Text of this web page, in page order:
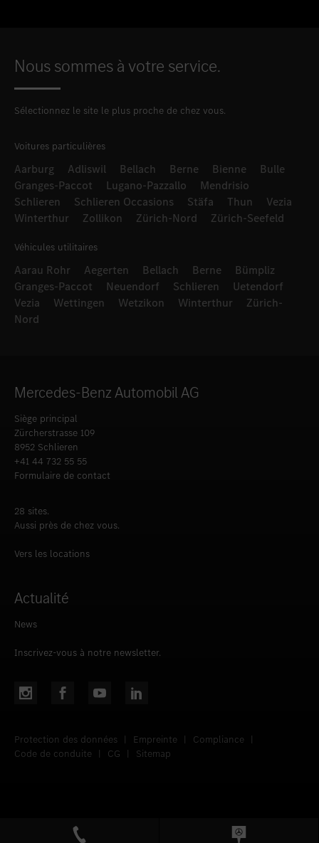
Nous sommes à votre service.
Sélectionnez le site le plus proche de chez vous.
Voitures particulières
Aarburg Adliswil Bellach Berne Bienne
Bulle
Granges-Paccot
Lugano-Pazzallo
Mendrisio
Schlieren
Schlieren Occasions Stäfa Thun
Vezia
Winterthur
Zollikon Zürich-Nord Zürich-Seefeld
Véhicules utilitaires
Aarau Rohr Aegerten Bellach Berne
Bümpliz
Granges-Paccot
Neuendorf Schlieren
Uetendorf
Vezia
Wettingen Wetzikon Winterthur
Zürich-
Nord
Mercedes-Benz Automobil AG
Siège principal
Zürcherstrasse 109
8952 Schlieren
+41 44 732 55 55
Formulaire de contact
28 sites.
Aussi près de chez vous.
Vers les locations
Actualité
News
Inscrivez-vous à notre newsletter.
Protection des données | Empreinte | Compliance |
Code de conduite | CG | Sitemap